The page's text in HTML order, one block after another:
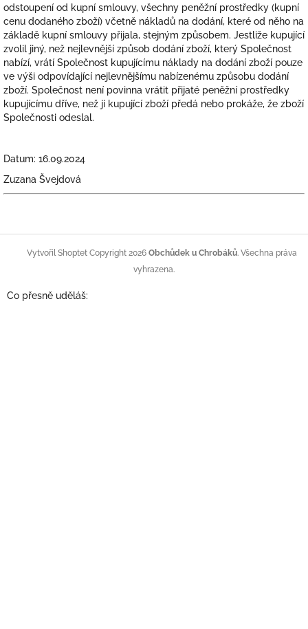
odstoupení od kupní smlouvy, všechny peněžní prostředky (kupní
cenu dodaného zboží) včetně nákladů na dodání, které od něho na
základě kupní smlouvy přijala, stejným způsobem. Jestliže kupující
zvolil jiný, než nejlevnější způsob dodání zboží, který Společnost
nabízí, vrátí Společnost kupujícímu náklady na dodání zboží pouze
ve výši odpovídající nejlevnějšímu nabízenému způsobu dodání
zboží. Společnost není povinna vrátit přijaté peněžní prostředky
kupujícímu dříve, než ji kupující zboží předá nebo prokáže, že zboží
Společnosti odeslal.
Datum: 16.09.2024
Zuzana Švejdová
Vytvořil Shoptet Copyright 2026Obchůdek u Chrobáků. Všechna práva
vyhrazena.
Co přesně uděláš: